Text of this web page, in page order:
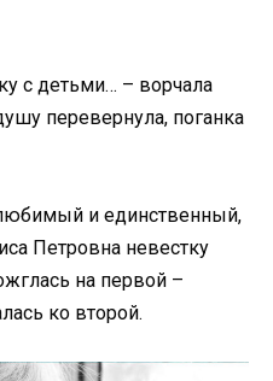
с детьми… – ворчала
перевернула, поганка
и единственный,
Петровна невестку
на первой –
ко второй.